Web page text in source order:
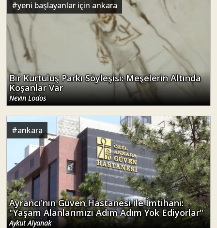
#yeni başlayanlar için ankara
Bir Kurtuluş Parkı Söyleşisi: Meşelerin Altında
Koşanlar Var
Nevin Lodos
#ankara
Ayrancı'nın Güven Hastanesi ile İmtihanı:
"Yaşam Alanlarımızı Adım Adım Yok Ediyorlar"
Aykut Alyanak